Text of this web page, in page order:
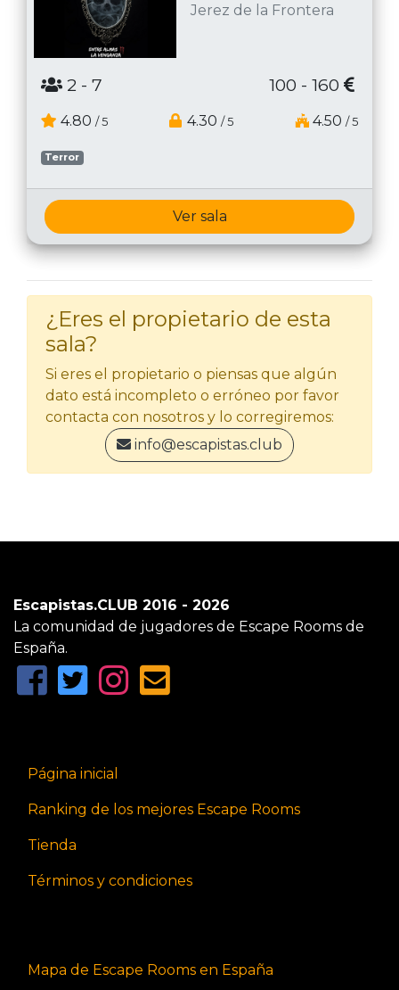
Jerez de la Frontera
2 - 7 100 - 160
4.80 / 5 4.30 / 5 4.50 / 5
Terror
Ver sala
¿Eres el propietario de esta
sala?
Si eres el propietario o piensas que algún
dato está incompleto o erróneo por favor
contacta con nosotros y lo corregiremos:
info@escapistas.club
Escapistas.CLUB 2016 - 2026
La comunidad de jugadores de Escape Rooms de
España.
Página inicial
Ranking de los mejores Escape Rooms
Tienda
Términos y condiciones
Mapa de Escape Rooms en España